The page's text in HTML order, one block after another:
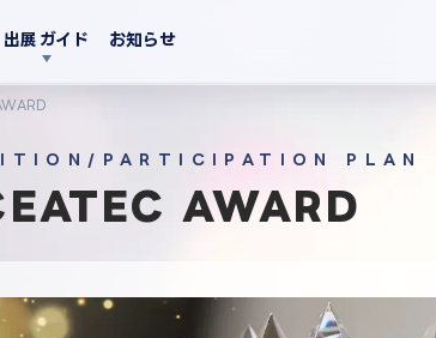
出展ガイド お知らせ
PARTICIPATION PLAN
AWARD